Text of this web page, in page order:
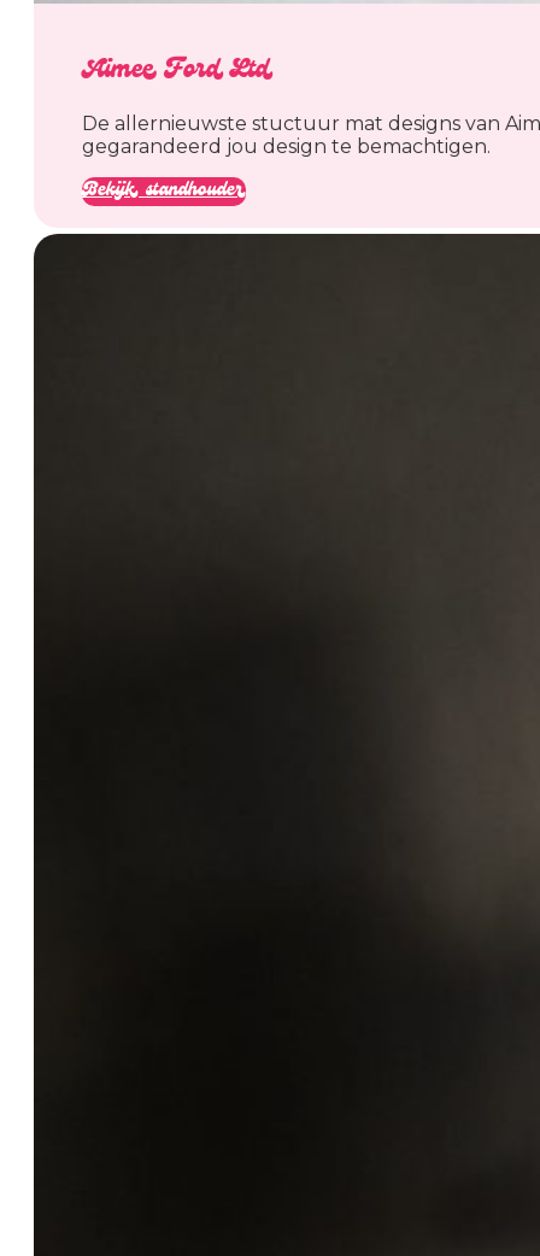
Aimee Ford Ltd
De allernieuwste stuctuur mat designs van
gegarandeerd jou design te bemachtigen.
Bekijk standhouder